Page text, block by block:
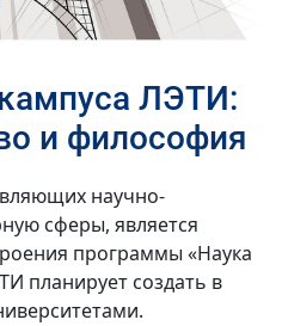
ЛЭТИ:
и философия
научно-
сферы, является
программы «Наука
планирует создать в